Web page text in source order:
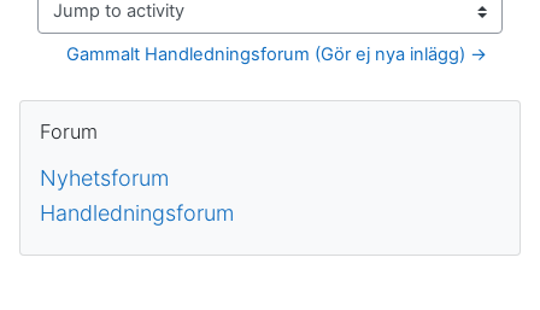
Jump to activity
Gammalt Handledningsforum (Gör ej nya inlägg) →
Block
Forum
Nyhetsforum
Handledningsforum